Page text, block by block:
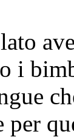
i
per